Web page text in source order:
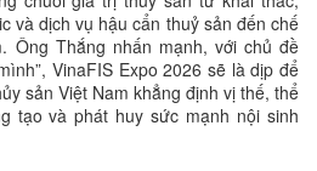
và dịch vụ hậu cẩn thuỷ sản đến chế
Ông Thắng nhấn mạnh, với chủ đề
VinaFIS Expo 2026 sẽ là dịp để
sản Việt Nam khẳng định vị thế, thể
tạo và phát huy sức mạnh nội sinh